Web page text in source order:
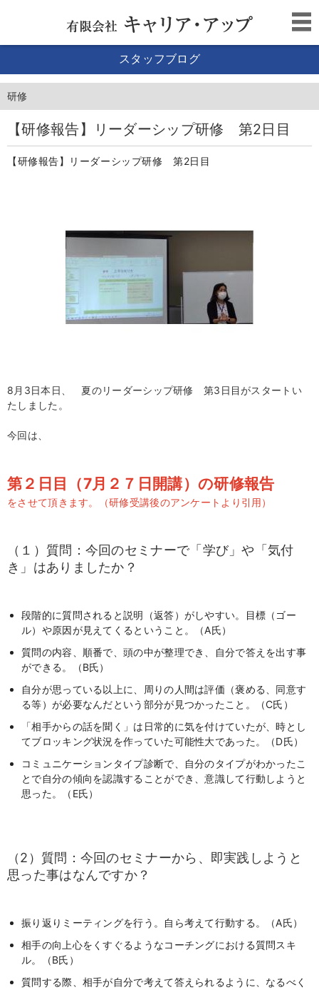
スタッフブログ
研修
【研修報告】リーダーシップ研修 第2日目
【研修報告】リーダーシップ研修 第2日目
8月3日本日、 夏のリーダーシップ研修 第3日目がスタートい
たしました。
今回は、
第２日目（7月２７日開講）の研修報告
をさせて頂きます。（研修受講後のアンケートより引用）
（１）質問：今回のセミナーで「学び」や「気付
き」はありましたか？
段階的に質問されると説明（返答）がしやすい。目標（ゴー
ル）や原因が見えてくるということ。（A氏）
質問の内容、順番で、頭の中が整理でき、自分で答えを出す事
ができる。（B氏）
自分が思っている以上に、周りの人間は評価（褒める、同意す
る等）が必要なんだという部分が見つかったこと。（C氏）
「相手からの話を聞く」は日常的に気を付けていたが、時とし
てブロッキング状況を作っていた可能性大であった。（D氏）
コミュニケーションタイプ診断で、自分のタイプがわかったこ
とで自分の傾向を認識することができ、意識して行動しようと
思った。（E氏）
（2）質問：今回のセミナーから、即実践しようと
思った事はなんですか？
振り返りミーティングを行う。自ら考えて行動する。（A氏）
相手の向上心をくすぐるようなコーチングにおける質問スキ
ル。（B氏）
質問する際、相手が自分で考えて答えられるように、なるべく